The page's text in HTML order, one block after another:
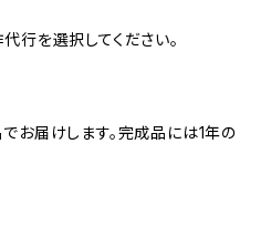
行を選択してください。
お届けします。完成品には1年の